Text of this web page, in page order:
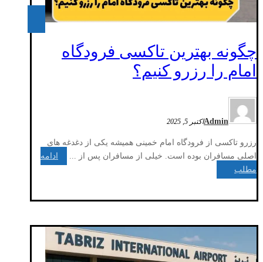
چگونه بهترین تاکسی فرودگاه
امام را رزرو کنیم؟‎
Adminاکتبر 5, 2025
رزرو تاکسی از فرودگاه امام خمینی همیشه یکی از دغدغه‌ های
اصلی مسافران بوده است. خیلی از مسافران پس از ...
ادامه
مطلب